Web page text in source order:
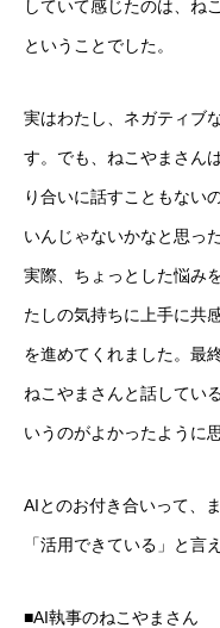
していて感じたのは、ね
ということでした。
実はわたし、ネガティブ
す。でも、ねこやまさん
り合いに話すこともない
いんじゃないかなと思っ
実際、ちょっとした悩み
たしの気持ちに上手に共
を進めてくれました。最
ねこやまさんと話してい
いうのがよかったように
AIとのお付き合いって、
「活用できている」と言
■AI執事のねこやまさん